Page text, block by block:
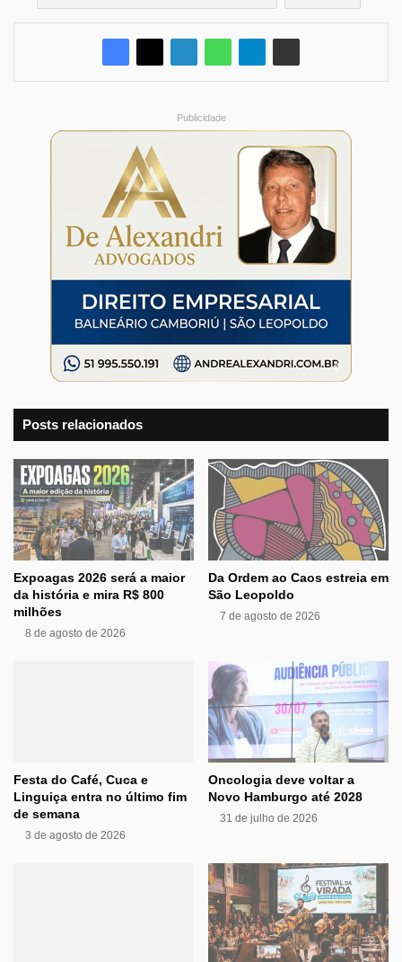
Publicidade
Posts relacionados
Expoagas 2026 será a maior
da história e mira R$ 800
milhões
8 de agosto de 2026
Da Ordem ao Caos estreia em
São Leopoldo
7 de agosto de 2026
Festa do Café, Cuca e
Linguiça entra no último fim
de semana
3 de agosto de 2026
Oncologia deve voltar a
Novo Hamburgo até 2028
31 de julho de 2026